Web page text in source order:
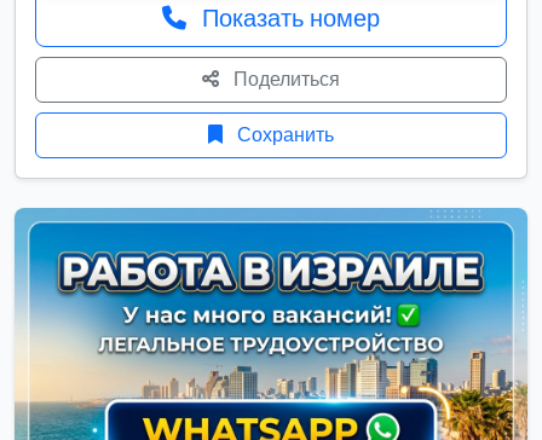
Показать номер
Поделиться
Сохранить